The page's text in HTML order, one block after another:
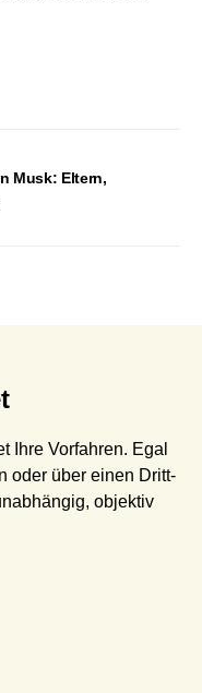
Musk: Eltern,
Ihre Vorfahren. Egal
oder über einen Dritt-
objektiv